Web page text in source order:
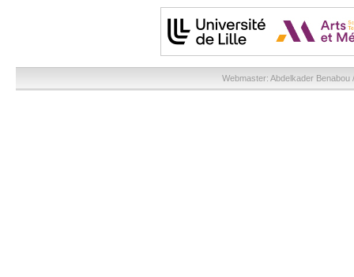
Webmaster: Abdelkader Benabou